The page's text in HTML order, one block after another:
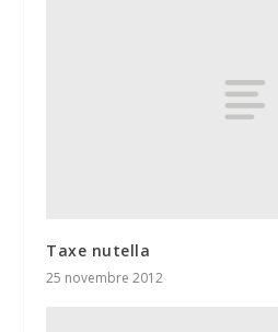
Taxe nutella
25 novembre 2012